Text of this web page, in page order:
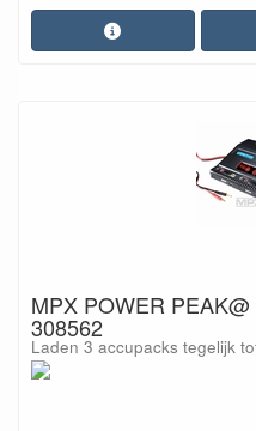
MPX POWER
308562
Laden 3 accupacks tegelijk